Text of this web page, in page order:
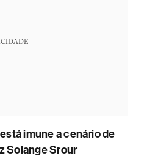
imune a cenário de
Solange Srour